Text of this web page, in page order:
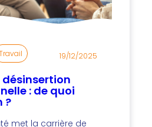
19/12/2025
désinsertion
: de quoi
?
met la carrière de